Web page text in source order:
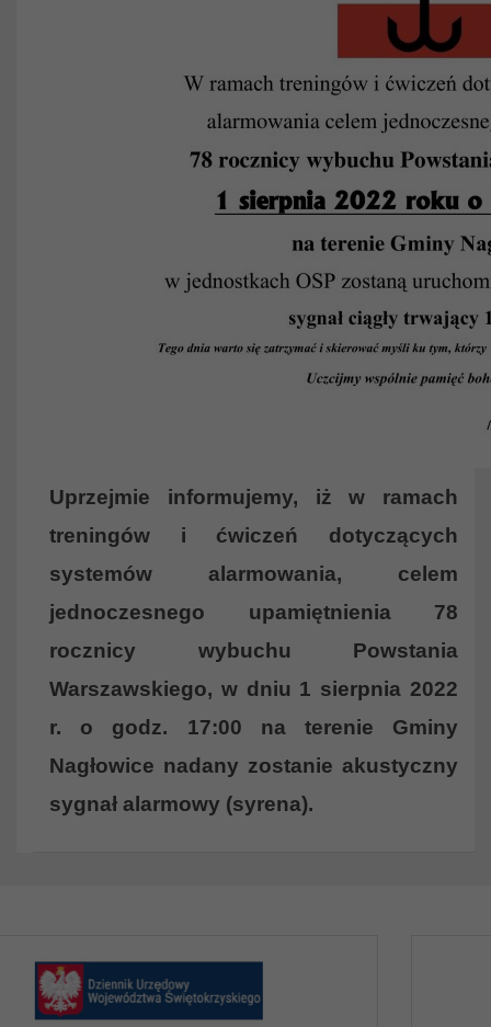
Uprzejmie informujemy, iż w ramach
treningów i ćwiczeń dotyczących
systemów alarmowania, celem
jednoczesnego upamiętnienia 78
rocznicy wybuchu Powstania
Warszawskiego, w dniu 1 sierpnia 2022
r. o godz. 17:00 na terenie Gminy
Nagłowice nadany zostanie akustyczny
sygnał alarmowy (syrena).